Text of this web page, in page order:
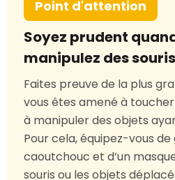
Point d'attention
Soyez prudent
manipulez des souris
Faites preuve de la plus
vous êtes amené à
à manipuler des objets
Pour cela, équipez-vous
caoutchouc et d’un
souris ou les objets